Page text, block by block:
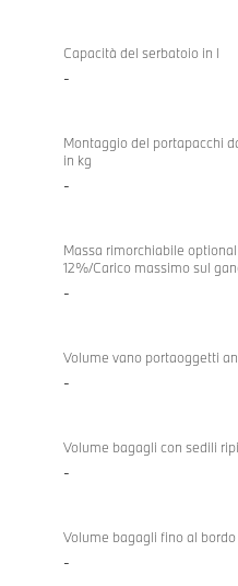
Capacità del serbatoio in l
-
Montaggio del portapacchi
in kg
-
Massa rimorchiabile
12%/Carico massimo sul
-
Volume vano portaoggetti
-
Volume bagagli con sedili
-
Volume bagagli fino al
-